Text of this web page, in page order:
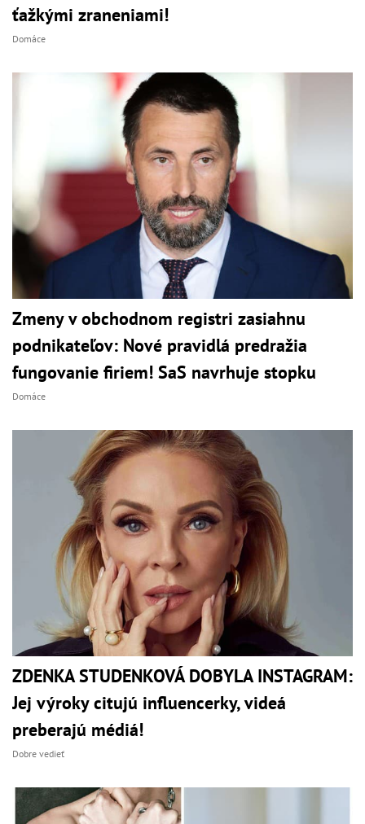
ťažkými zraneniami!
Domáce
Zmeny v obchodnom registri zasiahnu
podnikateľov: Nové pravidlá predražia
fungovanie firiem! SaS navrhuje stopku
Domáce
ZDENKA STUDENKOVÁ DOBYLA INSTAGRAM:
Jej výroky citujú influencerky, videá
preberajú médiá!
Dobre vedieť